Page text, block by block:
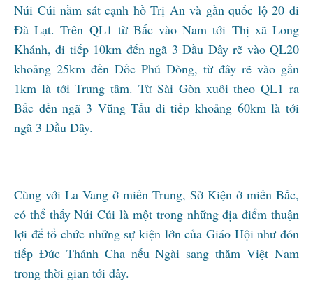
Núi Cúi nằm sát cạnh hồ Trị An và gần quốc lộ 20 đi
Đà Lạt. Trên QL1 từ Bắc vào Nam tới Thị xã Long
Khánh, đi tiếp 10km đến ngã 3 Dầu Dây rẽ vào QL20
khoảng 25km đến Dốc Phú Dòng, từ đây rẽ vào gần
1km là tới Trung tâm. Từ Sài Gòn xuôi theo QL1 ra
Bắc đến ngã 3 Vũng Tầu đi tiếp khoảng 60km là tới
ngã 3 Dầu Dây.
Cùng với La Vang ở miền Trung, Sở Kiện ở miền Bắc,
có thể thấy Núi Cúi là một trong những địa điểm thuận
lợi để tổ chức những sự kiện lớn của Giáo Hội như đón
tiếp Đức Thánh Cha nếu Ngài sang thăm Việt Nam
trong thời gian tới đây.